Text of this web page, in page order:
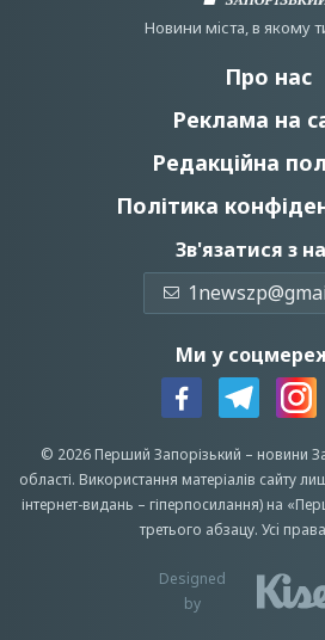
Новини мiста, в якому
Про нас
Реклама на
Редакційна
Політика
Зв'язатися з
Ми у
© 2026 Перший Запорізький – новини
області. Використання матеріалів сайту
інтернет-видань – гіперпосилання) на
третього абзацу. Усi
Designed
by